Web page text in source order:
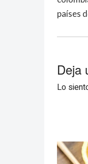
países
Deja
Lo